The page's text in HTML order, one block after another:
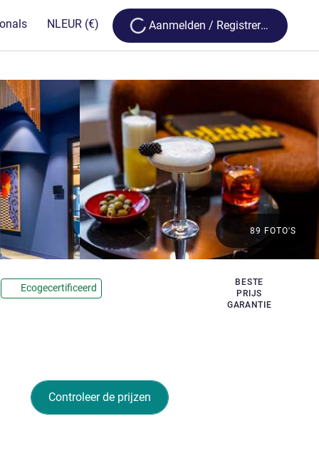
NLEUR (€) Loading...
Aanmelden / Registreren
Ecogecertificeerd
BESTE
PRIJS
GARANTIE
89 FOTO'S
Controleer de prijzen